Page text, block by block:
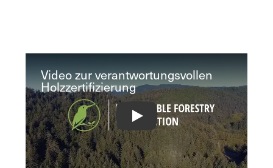
Video zur verantwortungsvollen
Holzzertifizierung
Responsible Wood Certification